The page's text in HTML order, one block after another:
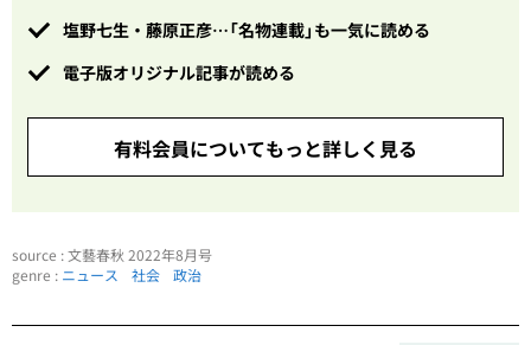
塩野七生・藤原正彦…「名物連載」も一気に読める
電子版オリジナル記事が読める
有料会員についてもっと詳しく見る
source : 文藝春秋 2022年8月号
genre : ニュース 社会 政治